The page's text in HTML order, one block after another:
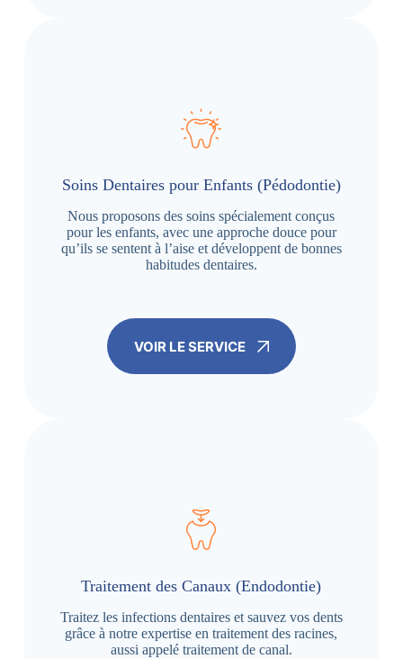
Soins Dentaires pour Enfants (Pédodontie)
Nous proposons des soins spécialement conçus
pour les enfants, avec une approche douce pour
qu’ils se sentent à l’aise et développent de bonnes
habitudes dentaires.
VOIR LE SERVICE
Traitement des Canaux (Endodontie)
Traitez les infections dentaires et sauvez vos dents
grâce à notre expertise en traitement des racines,
aussi appelé traitement de canal.